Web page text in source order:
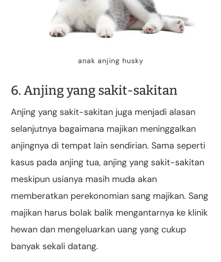
anak anjing husky
6. Anjing yang sakit-sakitan
Anjing yang sakit-sakitan juga menjadi alasan
selanjutnya bagaimana majikan meninggalkan
anjingnya di tempat lain sendirian. Sama seperti
kasus pada anjing tua, anjing yang sakit-sakitan
meskipun usianya masih muda akan
memberatkan perekonomian sang majikan. Sang
majikan harus bolak balik mengantarnya ke klinik
hewan dan mengeluarkan uang yang cukup
banyak sekali datang.